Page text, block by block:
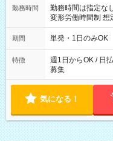
勤務時間
勤務時間は指定な
変形労働時間制 想定労働時
～21：00
期間 単発・1日のみOK
特徴
週1日からOK / 日
募集
気になる！